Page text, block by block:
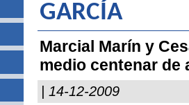
GARCÍA
Marcial Marín y
medio centenar de
| 14-12-2009